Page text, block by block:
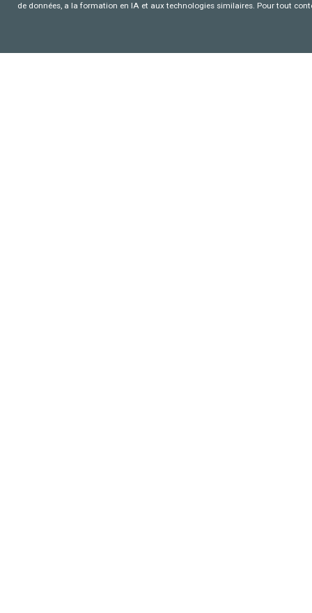
de données, a la formation en IA et aux technologies similaires. Pour tout